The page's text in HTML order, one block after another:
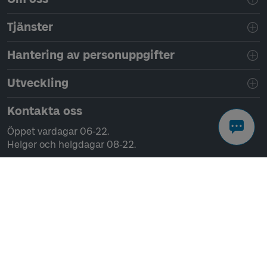
Tjänster
Hantering av personuppgifter
Utveckling
Kontakta oss
Öppet vardagar 06-22.
Helger och helgdagar 08-22.